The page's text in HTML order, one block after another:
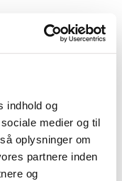
indhold og
medier og til
oplysninger om
partnere inden
og